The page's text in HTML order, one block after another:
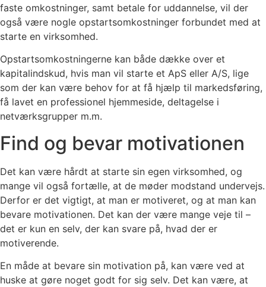
faste omkostninger, samt betale for uddannelse, vil der
også være nogle opstartsomkostninger forbundet med at
starte en virksomhed.
Opstartsomkostningerne kan både dække over et
kapitalindskud, hvis man vil starte et ApS eller A/S, lige
som der kan være behov for at få hjælp til markedsføring,
få lavet en professionel hjemmeside, deltagelse i
netværksgrupper m.m.
Find og bevar motivationen
Det kan være hårdt at starte sin egen virksomhed, og
mange vil også fortælle, at de møder modstand undervejs.
Derfor er det vigtigt, at man er motiveret, og at man kan
bevare motivationen. Det kan der være mange veje til –
det er kun en selv, der kan svare på, hvad der er
motiverende.
En måde at bevare sin motivation på, kan være ved at
huske at gøre noget godt for sig selv. Det kan være, at